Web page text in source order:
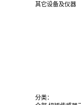
其它设备及仪器
分类：